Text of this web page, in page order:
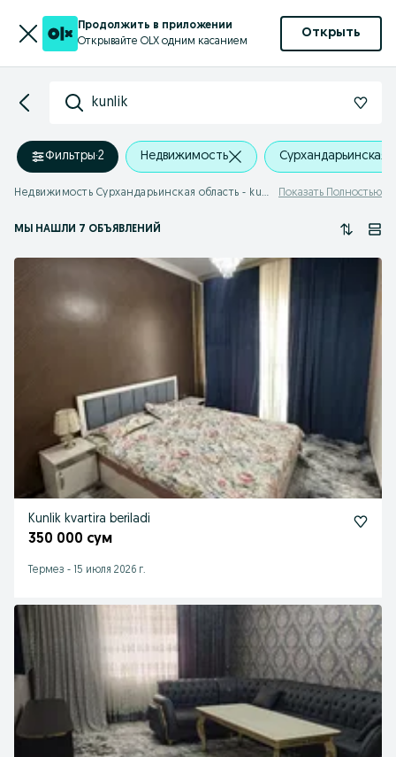
Продолжить в приложении
Открывайте OLX одним касанием
Открыть
kunlik
Фильтры·2 Недвижимость Сурхандарьинская
Недвижимость Сурхандарьинская область - kunlik Показать Полностью
МЫ НАШЛИ 7 ОБЪЯВЛЕНИЙ
Kunlik kvartira beriladi
350 000 сум
Термез - 15 июля 2026 г.